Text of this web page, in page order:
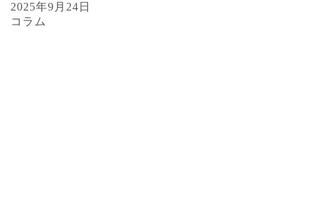
2025年9月24日
コラム